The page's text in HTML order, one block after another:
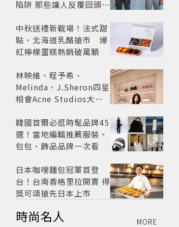
陷阱 那些讓人反覆回頭的
戒？
中秋送禮新戰場！法式甜
點、北海道乳酪搶市 爆
紅檸檬蛋糕熱銷破萬顆
林映維、程予希、
Melinda、J.Sheron四星
相會Acne Studios大曬
韓國首爾必逛時髦品牌45
選！當地編輯推薦服裝、
包包、飾品品牌一次看
日本咖哩麵包冠軍首登
台！台南香格里拉開賣 得
獎可頌搶先日本上市
時尚名人 MORE